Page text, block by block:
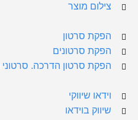
צילום מוצר
הפקת סרטון
הפקת סרטונים
הפקת סרטון הדרכה.
וידאו שיווקי
שיווק בוידאו